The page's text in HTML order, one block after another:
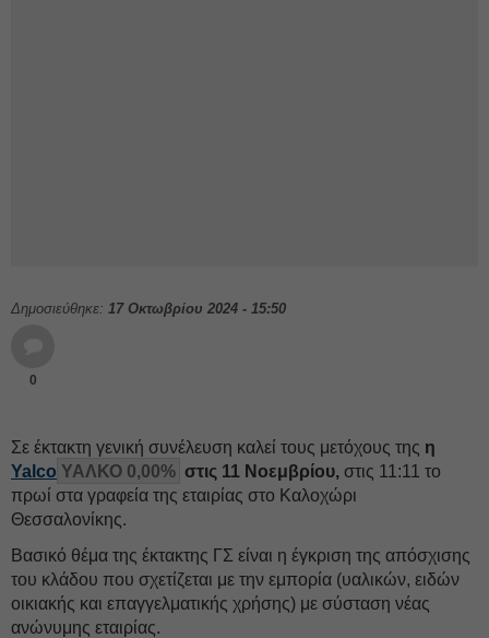
Δημοσιεύθηκε: 17 Οκτωβρίου 2024 - 15:50
0
Σε έκτακτη γενική συνέλευση καλεί τους μετόχους της η
Yalco ΥΑΛΚΟ 0,00% στις 11 Νοεμβρίου, στις 11:11 το
πρωί στα γραφεία της εταιρίας στο Καλοχώρι
Θεσσαλονίκης.
Βασικό θέμα της έκτακτης ΓΣ είναι η έγκριση της απόσχισης
του κλάδου που σχετίζεται με την εμπορία (υαλικών, ειδών
οικιακής και επαγγελματικής χρήσης) με σύσταση νέας
ανώνυμης εταιρίας.